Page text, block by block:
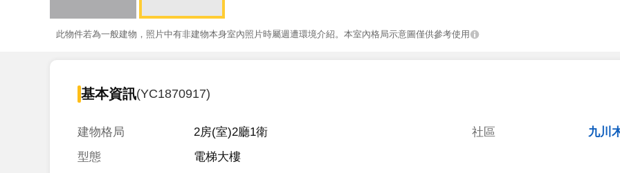
此物件若為一般建物，照片中有非建物本身室內照片時屬週遭環境介紹。本室內格局示意圖僅供參考使用
基本資訊(YC1870917)
建物格局
2房(室)2廳1衛
型態
電梯大樓
社區 九川